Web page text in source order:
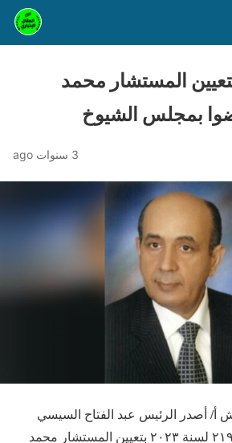
المستشار محمد
بمجلس الشيوخ
3 سنوات ago
30 مايو /أ ش أ/ أصدر الرئيس عبد الفتاح السيسي
القرار الجمهوري رقم ٢١٩ لسنة ٢٠٢٣ بتعيين المستشار محمد